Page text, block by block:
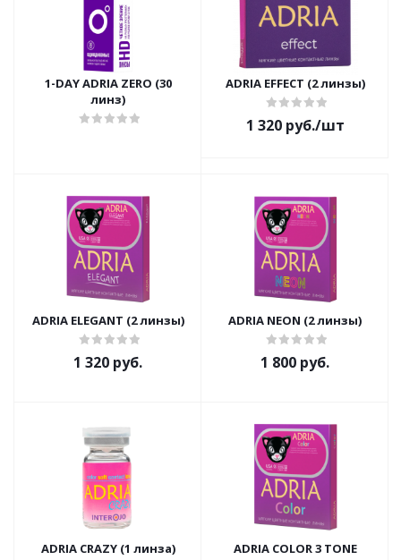
1-DAY ADRIA ZERO (30
линз)
ADRIA EFFECT (2 линзы)
1 320руб./шт
ADRIA ELEGANT (2 линзы)
1 320 руб.
ADRIA NEON (2 линзы)
1 800 руб.
ADRIA CRAZY (1 линза) ADRIA COLOR 3 TONE